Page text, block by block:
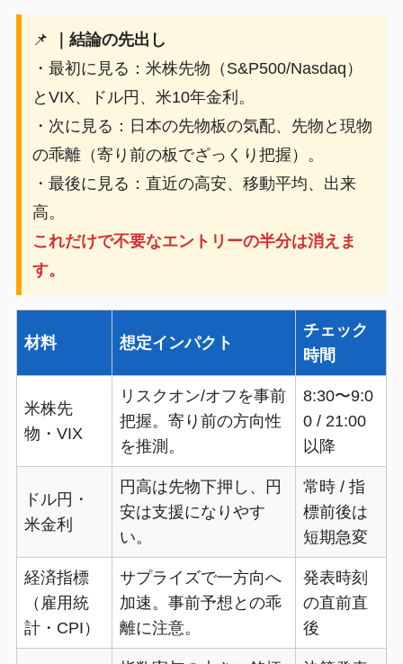
📌
｜結論の先出し
・最初に見る：米株先物（S&P500/Nasdaq）
とVIX、ドル円、米10年金利。
・次に見る：日本の先物板の気配、先物と現物
の乖離（寄り前の板でざっくり把握）。
・最後に見る：直近の高安、移動平均、出来
高。
これだけで不要なエントリーの半分は消えま
す。
材料 想定インパクト
チェック
時間
米株先
物・VIX
リスクオン/オフを事前
把握。寄り前の方向性
を推測。
8:30〜9:0
0 / 21:00
以降
ドル円・
米金利
円高は先物下押し、円
安は支援になりやす
い。
常時 / 指
標前後は
短期急変
経済指標
（雇用統
計・CPI）
サプライズで一方向へ
加速。事前予想との乖
離に注意。
発表時刻
の直前直
後